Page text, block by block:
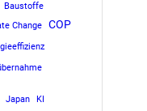
Baustoffe
Change COP
Japan KI